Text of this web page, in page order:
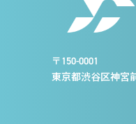
〒150-0001
東京都渋谷区神宮